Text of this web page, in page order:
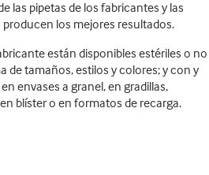
las pipetas de los fabricantes y las
los mejores resultados.
están disponibles estériles o no
de tamaños, estilos y colores; y con y
envases a granel, en gradillas,
blíster o en formatos de recarga.